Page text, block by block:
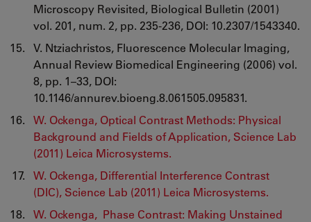
Microscopy Revisited, Biological Bulletin (2001)
vol. 201, num. 2, pp. 235-236, DOI: 10.2307/1543340.
V. Ntziachristos, Fluorescence Molecular Imaging,
Annual Review Biomedical Engineering (2006) vol.
8, pp. 1–33, DOI:
10.1146/annurev.bioeng.8.061505.095831.
W. Ockenga, Optical Contrast Methods: Physical
Background and Fields of Application, Science Lab
(2011) Leica Microsystems.
W. Ockenga, Differential Interference Contrast
(DIC), Science Lab (2011) Leica Microsystems.
W. Ockenga, Phase Contrast: Making Unstained